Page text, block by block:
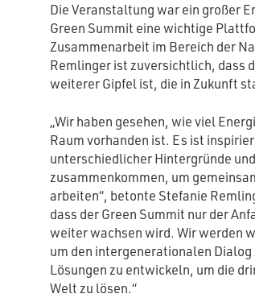
Die Veranstaltung war ein großer
Green Summit eine wichtige
Zusammenarbeit im Bereich der
Remlinger ist zuversichtlich, dass
weiterer Gipfel ist, die in Zukunft
„Wir haben gesehen, wie viel
Raum vorhanden ist. Es ist
unterschiedlicher Hintergründe
zusammenkommen, um
arbeiten“, betonte Stefanie
dass der Green Summit nur der
weiter wachsen wird. Wir werden
um den intergenerationalen
Lösungen zu entwickeln, um die
Welt zu lösen.“